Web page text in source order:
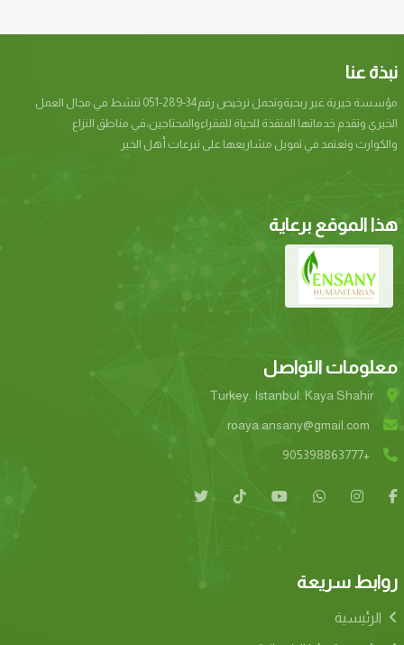
نبذة عنا
مؤسسة خيرية غير ربحيةوتحمل ترخيص رقم34-289-051 تنشط في مجال العمل
الخيري وتقدم خدماتها المنقذة للحياة للفقراءوالمحتاجين،في مناطق النزاع
والكوارث وتعتمد في تمويل مشاريعها على تبرعات أهل الخير
هذا الموقع برعاية
معلومات التواصل
Turkey. Istanbul. Kaya Shahir
roaya.ansany@gmail.com
+905398863777
روابط سريعة
الرئيسية